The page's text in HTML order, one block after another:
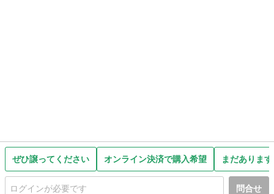
ぜひ譲ってください オンライン決済で購入希望 まだありま
問合せ